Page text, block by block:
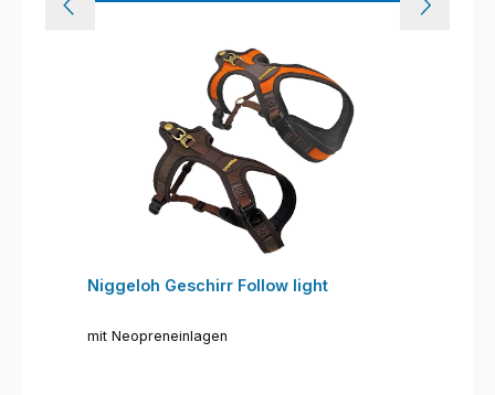
Niggeloh Geschirr Follow light
mit Neopreneinlagen